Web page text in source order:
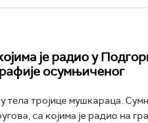
је радио у
осумњиченог
тела тројице мушкараца.
са којима је радио на